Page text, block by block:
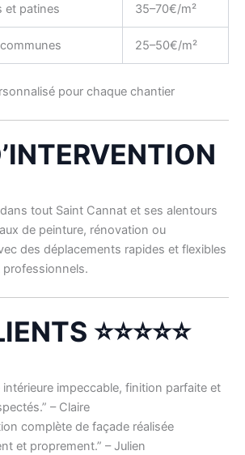
et patines 35–70€/m²
25–50€/m²
pour chaque chantier
tout Saint Cannat et ses alentours
de peinture, rénovation ou
des déplacements rapides et flexibles
professionnels.
⭐⭐⭐⭐⭐
intérieure impeccable, finition parfaite et
– Claire
complète de façade réalisée
et proprement.” – Julien